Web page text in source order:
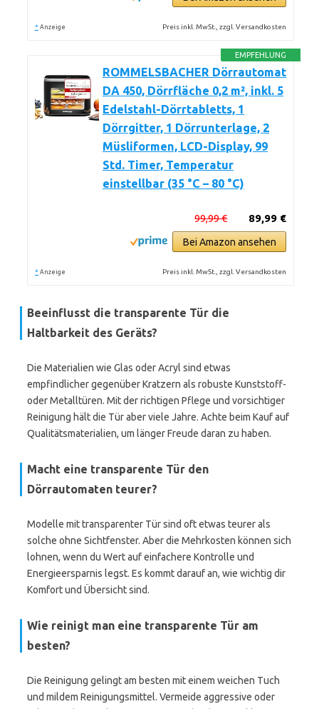
* Anzeige Preis inkl. MwSt., zzgl. Versandkosten
EMPFEHLUNG
ROMMELSBACHER Dörrautomat
DA 450, Dörrfläche 0,2 m², inkl. 5
Edelstahl-Dörrtabletts, 1
Dörrgitter, 1 Dörrunterlage, 2
Müsliformen, LCD-Display, 99
Std. Timer, Temperatur
einstellbar (35 °C – 80 °C)
89,99 €
99,99 €
Bei Amazon ansehen
* Anzeige Preis inkl. MwSt., zzgl. Versandkosten
Beeinflusst die transparente Tür die
Haltbarkeit des Geräts?
Die Materialien wie Glas oder Acryl sind etwas
empfindlicher gegenüber Kratzern als robuste Kunststoff-
oder Metalltüren. Mit der richtigen Pflege und vorsichtiger
Reinigung hält die Tür aber viele Jahre. Achte beim Kauf auf
Qualitätsmaterialien, um länger Freude daran zu haben.
Macht eine transparente Tür den
Dörrautomaten teurer?
Modelle mit transparenter Tür sind oft etwas teurer als
solche ohne Sichtfenster. Aber die Mehrkosten können sich
lohnen, wenn du Wert auf einfachere Kontrolle und
Energieersparnis legst. Es kommt darauf an, wie wichtig dir
Komfort und Übersicht sind.
Wie reinigt man eine transparente Tür am
besten?
Die Reinigung gelingt am besten mit einem weichen Tuch
und mildem Reinigungsmittel. Vermeide aggressive oder